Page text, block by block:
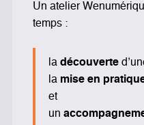
Un atelier
temps :
ladécouverte
la mise en
et
un